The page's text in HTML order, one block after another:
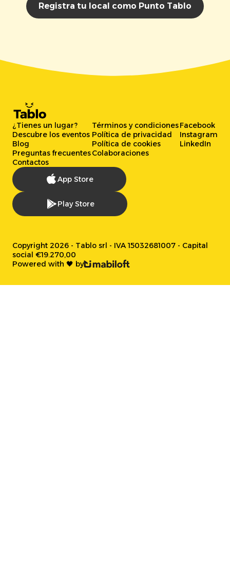
Registra tu local como Punto Tablo
¿Tienes un lugar?
Descubre los eventos
Blog
Preguntas frecuentes
Contactos
Términos y condiciones
Política de privacidad
Política de cookies
Colaboraciones
Facebook
Instagram
LinkedIn
App Store
Play Store
Copyright 2026 - Tablo srl - IVA 15032681007 - Capital
social €19.270,00
Powered with 🖤 by